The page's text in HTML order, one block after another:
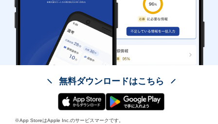
無料ダウンロードはこちら
※App StoreはApple Inc.のサービスマークです。